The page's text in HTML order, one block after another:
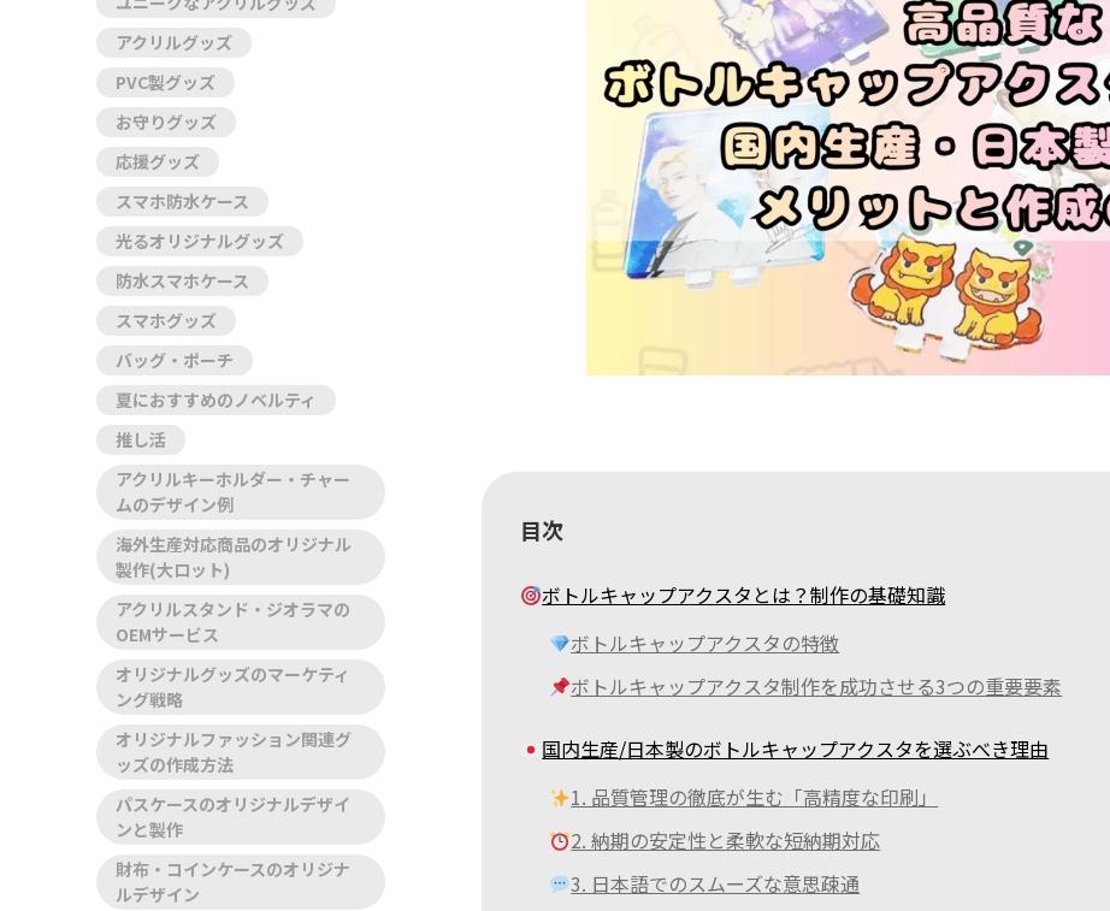
目次
ボトルキャップアクスタとは？制作の基礎知識
ボトルキャップアクスタの特徴
ボトルキャップアクスタ制作を成功させる3つの重要要素
国内生産/日本製のボトルキャップアクスタを選ぶべき理由
1. 品質管理の徹底が生む「高精度な印刷」
2. 納期の安定性と柔軟な短納期対応
3. 日本語でのスムーズな意思疎通
アクリルグッズ
PVC製グッズ
お守りグッズ
応援グッズ
スマホ防水ケース
光るオリジナルグッズ
防水スマホケース
スマホグッズ
バッグ・ポーチ
夏におすすめのノベルティ
推し活
アクリルキーホルダー・チャー
ムのデザイン例
海外生産対応商品のオリジナル
製作(大ロット)
アクリルスタンド・ジオラマの
OEMサービス
オリジナルグッズのマーケティ
ング戦略
オリジナルファッション関連グ
ッズの作成方法
パスケースのオリジナルデザイ
ンと製作
財布・コインケースのオリジナ
ルデザイン